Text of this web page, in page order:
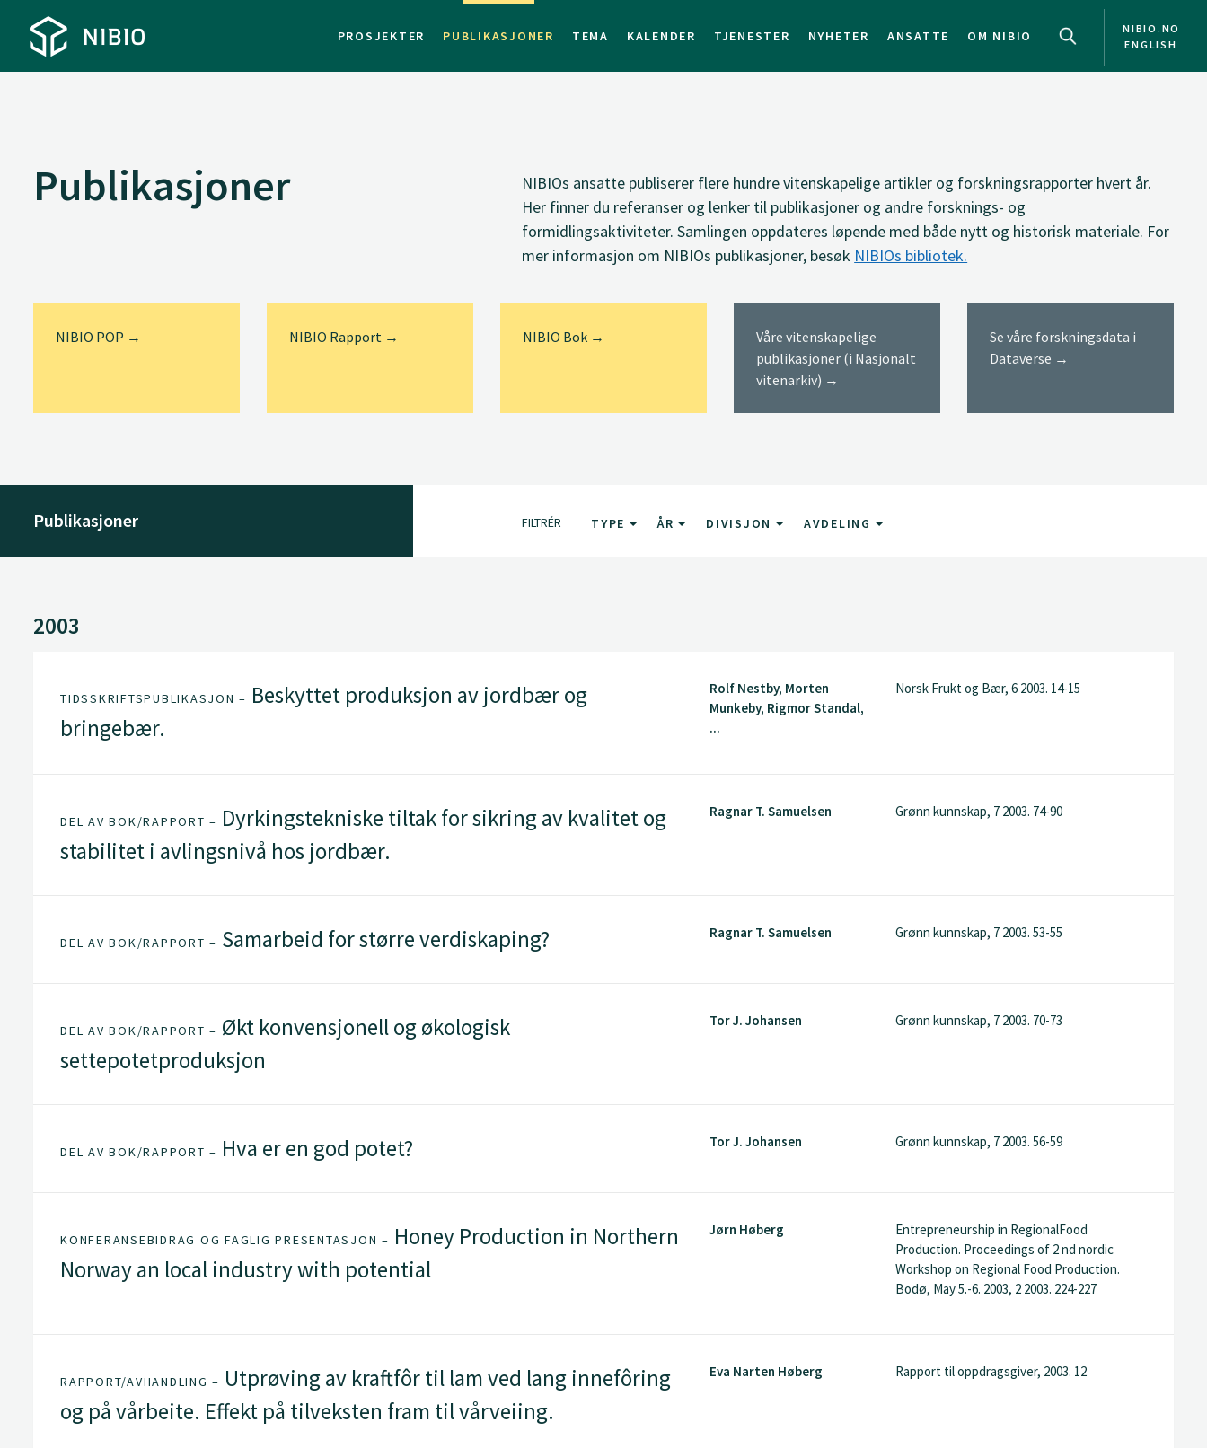
PROSJEKTER PUBLIKASJONER TEMA KALENDER TJENESTER NYHETER ANSATTE OM NIBIO
NIBIO.NO
ENGLISH
Publikasjoner NIBIOs ansatte publiserer flere hundre vitenskapelige artikler og forskningsrapporter hvert år.
Her finner du referanser og lenker til publikasjoner og andre forsknings- og
formidlingsaktiviteter. Samlingen oppdateres løpende med både nytt og historisk materiale. For
mer informasjon om NIBIOs publikasjoner, besøk NIBIOs bibliotek.
NIBIO POP → NIBIO Rapport → NIBIO Bok →
Våre vitenskapelige
publikasjoner (i Nasjonalt
vitenarkiv) →
Se våre forskningsdata i
Dataverse →
Publikasjoner FILTRÉR TYPE ÅR DIVISJON AVDELING
2003
TIDSSKRIFTSPUBLIKASJON – Beskyttet produksjon av jordbær og
bringebær.
Rolf Nestby, Morten
Munkeby, Rigmor Standal,
...
Norsk Frukt og Bær, 6 2003. 14-15
DEL AV BOK/RAPPORT – Dyrkingstekniske tiltak for sikring av kvalitet og
stabilitet i avlingsnivå hos jordbær.
Ragnar T. Samuelsen Grønn kunnskap, 7 2003. 74-90
DEL AV BOK/RAPPORT – Samarbeid for større verdiskaping? Ragnar T. Samuelsen Grønn kunnskap, 7 2003. 53-55
DEL AV BOK/RAPPORT – Økt konvensjonell og økologisk
settepotetproduksjon
Tor J. Johansen Grønn kunnskap, 7 2003. 70-73
DEL AV BOK/RAPPORT – Hva er en god potet? Tor J. Johansen Grønn kunnskap, 7 2003. 56-59
KONFERANSEBIDRAG OG FAGLIG PRESENTASJON – Honey Production in Northern
Norway an local industry with potential
Jørn Høberg
Entrepreneurship in RegionalFood
Production. Proceedings of 2 nd nordic
Workshop on Regional Food Production.
Bodø, May 5.-6. 2003, 2 2003. 224-227
RAPPORT/AVHANDLING – Utprøving av kraftfôr til lam ved lang innefôring
og på vårbeite. Effekt på tilveksten fram til vårveiing.
Eva Narten Høberg Rapport til oppdragsgiver, 2003. 12